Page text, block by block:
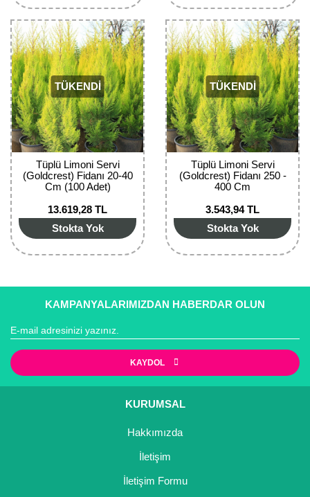
TÜKENDİ
Tüplü Limoni Servi
(Goldcrest) Fidanı 20-40
Cm (100 Adet)
13.619,28 TL
Stokta Yok
TÜKENDİ
Tüplü Limoni Servi
(Goldcrest) Fidanı 250 -
400 Cm
3.543,94 TL
Stokta Yok
KAMPANYALARIMIZDAN HABERDAR OLUN
KAYDOL
KURUMSAL
Hakkımızda
İletişim
İletişim Formu
Girebolu Fidanı
Goji Berry Fidanı
Hünnap Fidanı
İncir Fidanı
Kapari Gebre Otu Fidanı
Kayısı Fidanı
Kestane Fidanı
Kocayemiş Fidanı